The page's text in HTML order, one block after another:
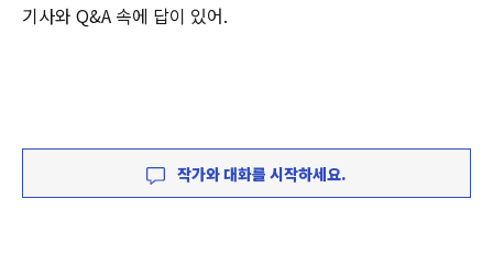
기사와 Q&A 속에 답이 있어.
작가와 대화를 시작하세요.